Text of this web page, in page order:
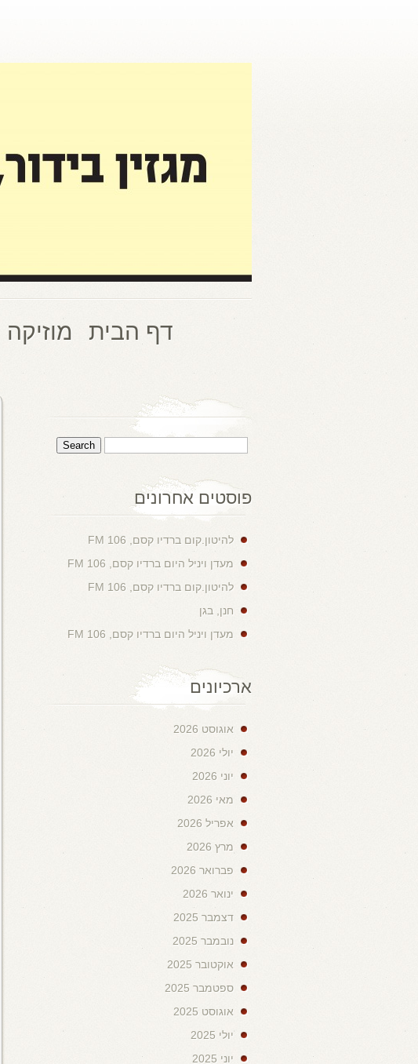
דף הבית מוזיקה
פוסטים אחרונים
להיטון.קום ברדיו קסם, 106 FM
מעדן ויניל היום ברדיו קסם, 106 FM
להיטון.קום ברדיו קסם, 106 FM
חנן, בגן
מעדן ויניל היום ברדיו קסם, 106 FM
ארכיונים
אוגוסט 2026
יולי 2026
יוני 2026
מאי 2026
אפריל 2026
מרץ 2026
פברואר 2026
ינואר 2026
דצמבר 2025
נובמבר 2025
אוקטובר 2025
ספטמבר 2025
אוגוסט 2025
יולי 2025
יוני 2025